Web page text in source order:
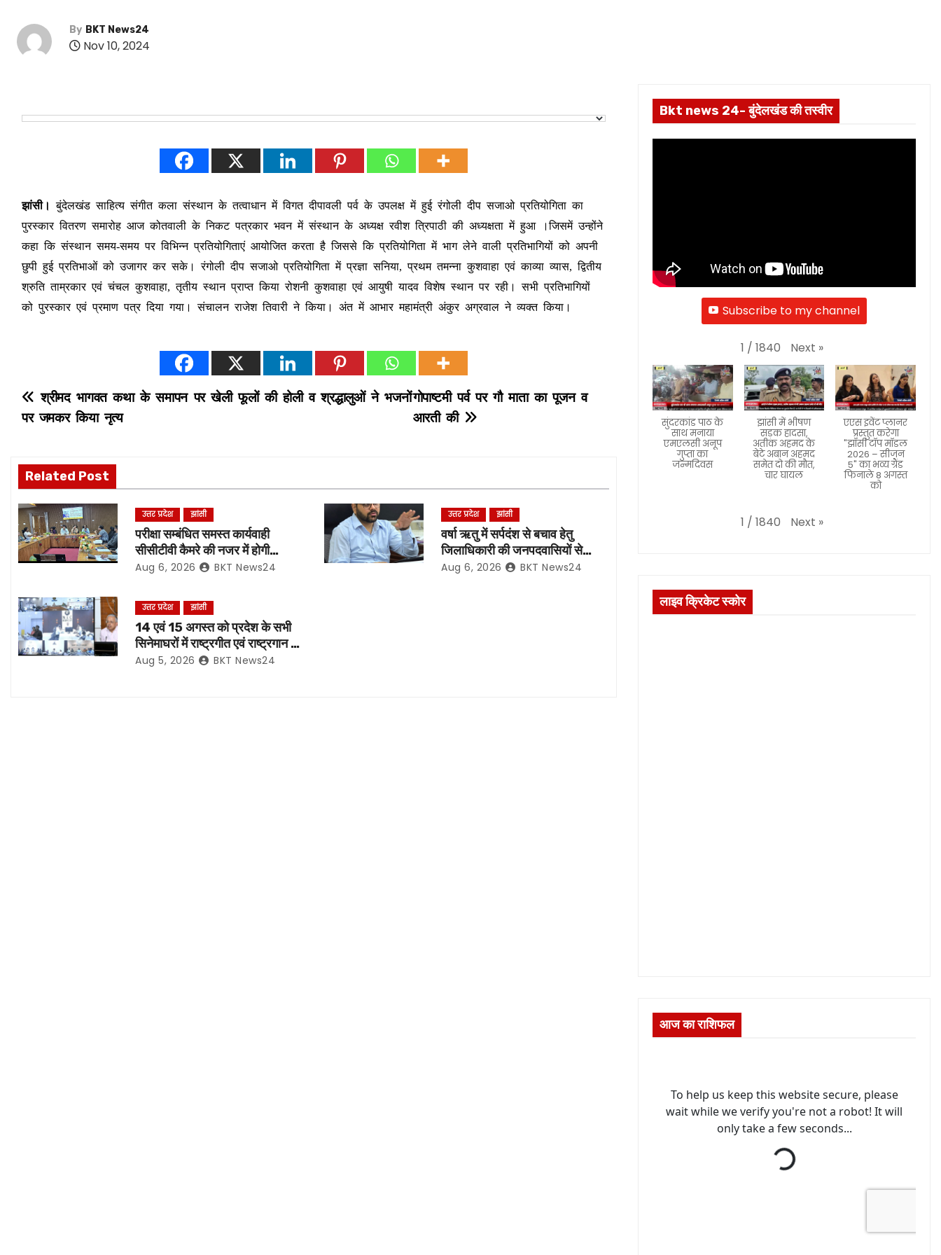
By BKT News24
Nov 10, 2024
झांसी। बुंदेलखंड साहित्य संगीत कला संस्थान के तत्वाधान में विगत दीपावली पर्व के उपलक्ष में हुई रंगोली दीप सजाओ प्रतियोगिता का
पुरस्कार वितरण समारोह आज कोतवाली के निकट पत्रकार भवन में संस्थान के अध्यक्ष रवीश त्रिपाठी की अध्यक्षता में हुआ ।जिसमें उन्होंने
कहा कि संस्थान समय-समय पर विभिन्न प्रतियोगिताएं आयोजित करता है जिससे कि प्रतियोगिता में भाग लेने वाली प्रतिभागियों को अपनी
छुपी हुई प्रतिभाओं को उजागर कर सके। रंगोली दीप सजाओ प्रतियोगिता में प्रज्ञा सनिया, प्रथम तमन्ना कुशवाहा एवं काव्या व्यास, द्वितीय
श्रुति ताम्रकार एवं चंचल कुशवाहा, तृतीय स्थान प्राप्त किया रोशनी कुशवाहा एवं आयुषी यादव विशेष स्थान पर रही। सभी प्रतिभागियों
को पुरस्कार एवं प्रमाण पत्र दिया गया। संचालन राजेश तिवारी ने किया। अंत में आभार महामंत्री अंकुर अग्रवाल ने व्यक्त किया।
P
o
s
t
n
a
i
g
गोपाष्टमी पर्व पर गौ माता का पूजन व
आरती की
श्रीमद भागवत कथा के समापन पर खेली फूलों की होली व श्रद्धालुओं ने भजनों
पर जमकर किया नृत्य
Related Post
उत्तर प्रदेश झांसी
परीक्षा सम्बंधित समस्त कार्यवाही
सीसीटीवी कैमरे की नजर में होगी
संपादित, रिकॉर्डिंग भी रहेगी सुरक्षित:-
Aug 6, 2026 BKT News24
उत्तर प्रदेश झांसी
वर्षा ऋतु में सर्पदंश से बचाव हेतु
जिलाधिकारी की जनपदवासियों से
अपील*
Aug 6, 2026 BKT News24
उत्तर प्रदेश झांसी
14 एवं 15 अगस्त को प्रदेश के सभी
सिनेमाघरों में राष्ट्रगीत एवं राष्ट्रगान का
हो अनिवार्य प्रसारण:- मुख्य सचिव*
Aug 5, 2026 BKT News24
Bkt news 24- बुंदेलखंड की तस्वीर
Subscribe to my channel
1 / 1840 Next »
सुंदरकांड पाठ के
साथ मनाया
एमएलसी अनूप
गुप्ता का
जन्मदिवस
झांसी में भीषण
सड़क हादसा,
अतीक अहमद के
बेटे अबान अहमद
समेत दो की मौत,
चार घायल
एएस इवेंट प्लानर
प्रस्तुत करेगा
"झाँसी टॉप मॉडल
2026 – सीजन
5" का भव्य ग्रैंड
फिनाले 8 अगस्त
को
1 / 1840 Next »
लाइव क्रिकेट स्कोर
आज का राशिफल